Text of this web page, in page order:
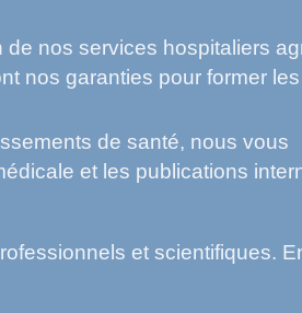
de nos services hospitaliers
nos garanties pour former
de santé, nous vous
et les publications
et scientifiques.